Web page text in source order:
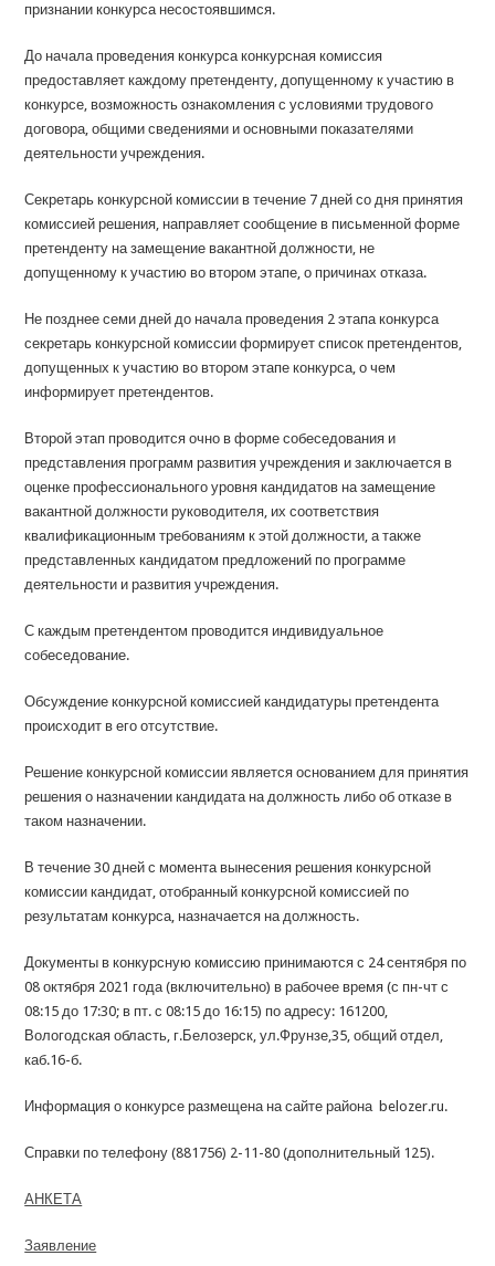
признании конкурса несостоявшимся.
До начала проведения конкурса конкурсная комиссия
предоставляет каждому претенденту, допущенному к участию в
конкурсе, возможность ознакомления с условиями трудового
договора, общими сведениями и основными показателями
деятельности учреждения.
Секретарь конкурсной комиссии в течение 7 дней со дня принятия
комиссией решения, направляет сообщение в письменной форме
претенденту на замещение вакантной должности, не
допущенному к участию во втором этапе, о причинах отказа.
Не позднее семи дней до начала проведения 2 этапа конкурса
секретарь конкурсной комиссии формирует список претендентов,
допущенных к участию во втором этапе конкурса, о чем
информирует претендентов.
Второй этап проводится очно в форме собеседования и
представления программ развития учреждения и заключается в
оценке профессионального уровня кандидатов на замещение
вакантной должности руководителя, их соответствия
квалификационным требованиям к этой должности, а также
представленных кандидатом предложений по программе
деятельности и развития учреждения.
С каждым претендентом проводится индивидуальное
собеседование.
Обсуждение конкурсной комиссией кандидатуры претендента
происходит в его отсутствие.
Решение конкурсной комиссии является основанием для принятия
решения о назначении кандидата на должность либо об отказе в
таком назначении.
В течение 30 дней с момента вынесения решения конкурсной
комиссии кандидат, отобранный конкурсной комиссией по
результатам конкурса, назначается на должность.
Документы в конкурсную комиссию принимаются с 24 сентября по
08 октября 2021 года (включительно) в рабочее время (с пн-чт с
08:15 до 17:30; в пт. с 08:15 до 16:15) по адресу: 161200,
Вологодская область, г.Белозерск, ул.Фрунзе,35, общий отдел,
каб.16-б.
Информация о конкурсе размещена на сайте района belozer.ru.
Справки по телефону (881756) 2-11-80 (дополнительный 125).
АНКЕТА
Заявление